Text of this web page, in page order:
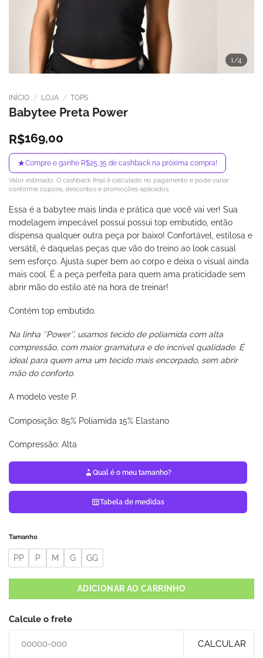
1 /4
INÍCIO / LOJA / TOPS
Babytee Preta Power
R$169,00
★Compre e ganhe R$25,35 de cashback na próxima compra!
Valor estimado. O cashback final é calculado no pagamento e pode variar
conforme cupons, descontos e promoções aplicados.
Essa é a babytee mais linda e prática que você vai ver! Sua
modelagem impecável possui possui top embutido, então
dispensa qualquer outra peça por baixo! Confortável, estilosa e
versátil, é daquelas peças que vão do treino ao look casual
sem esforço. Ajusta super bem ao corpo e deixa o visual ainda
mais cool. É a peça perfeita para quem ama praticidade sem
abrir mão do estilo até na hora de treinar!
Contém top embutido.
Na linha ‘’Power’’, usamos tecido de poliamida com alta
compressão, com maior gramatura e de incrível qualidade. É
ideal para quem ama um tecido mais encorpado, sem abrir
mão do conforto.
A modelo veste P.
Composição: 85% Poliamida 15% Elastano
Compressão: Alta
Qual é o meu tamanho?
Tabela de medidas
Tamanho
PP P M G GG
ADICIONAR AO CARRINHO
Calcule o frete
CALCULAR